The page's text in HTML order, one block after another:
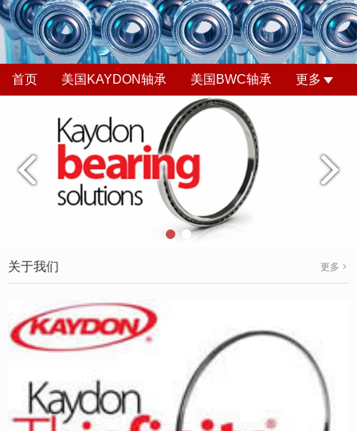
首页 美国KAYDON轴承 美国BWC轴承 更多
关于我们 更多